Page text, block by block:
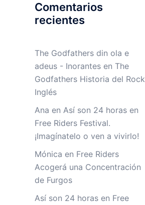
Comentarios
recientes
The Godfathers din ola e
adeus - Inorantesen The
Godfathers Historia del Rock
Inglés
Ana en Así son 24 horas en
Free Riders Festival.
¡Imagínatelo o ven a vivirlo!
Mónica en Free Riders
Acogerá una Concentración
de Furgos
Así son 24 horas en Free